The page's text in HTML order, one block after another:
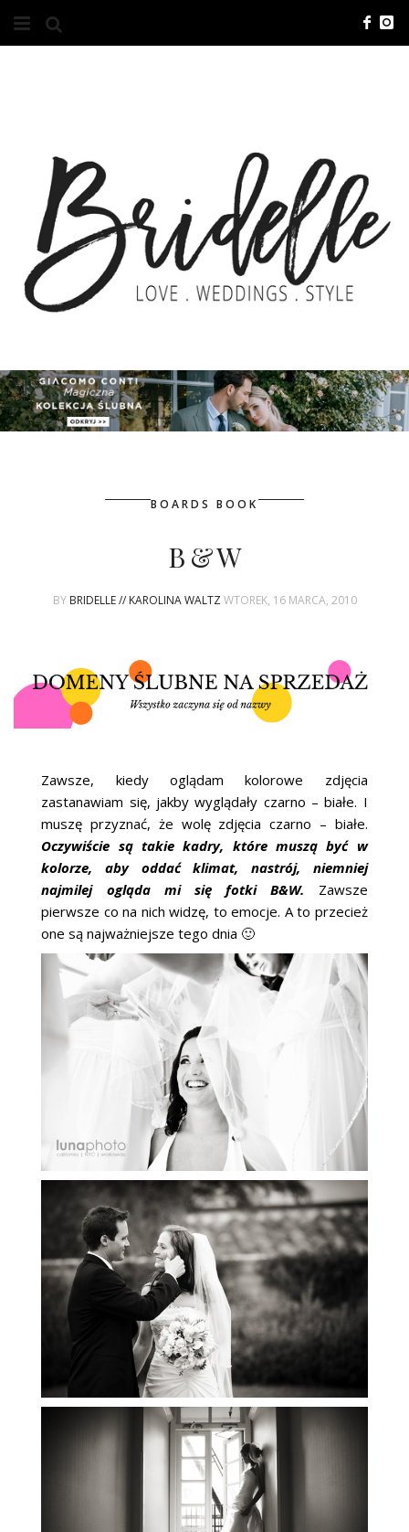
O NAS
KONTAKT
REKLAMA
ADVERTISING
ZGŁOSZENIA
KSIĄŻKI BRIDELLE
WASZE ŚLUBY
BRI GROUP
ŚLUBNE STYLE
MAGAZYNY
ARCHIWUM
BOARDS BOOK
B & W
BY BRIDELLE // KAROLINA WALTZ WTOREK, 16 MARCA, 2010
Zawsze, kiedy oglądam kolorowe zdjęcia
zastanawiam się, jakby wyglądały czarno – białe. I
muszę przyznać, że wolę zdjęcia czarno – białe.
Oczywiście są takie kadry, które muszą być w
kolorze, aby oddać klimat, nastrój, niemniej
najmilej ogląda mi się fotki B&W. Zawsze
pierwsze co na nich widzę, to emocje. A to przecież
one są najważniejsze tego dnia 🙂